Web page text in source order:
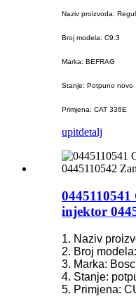
Naziv proizvoda:
Broj modela: C9.3
Marka: BEFRAG
Stanje: Potpuno novo
Primjena: CAT 336E
upitdetalj
injektor
1. Naziv
2. Broj
3. Marka:
4. Stanje:
5. Primjena: